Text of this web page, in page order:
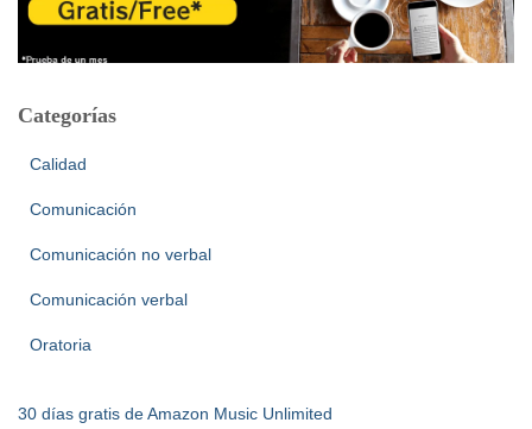
Categorías
Calidad
Comunicación
Comunicación no verbal
Comunicación verbal
Oratoria
30 días gratis de Amazon Music Unlimited